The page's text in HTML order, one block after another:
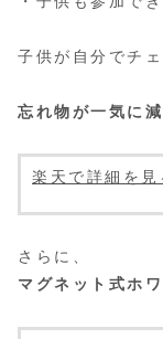
子供が自分でチ
忘れ物が一気に減
楽天で詳細を見
さらに、
マグネット式ホ